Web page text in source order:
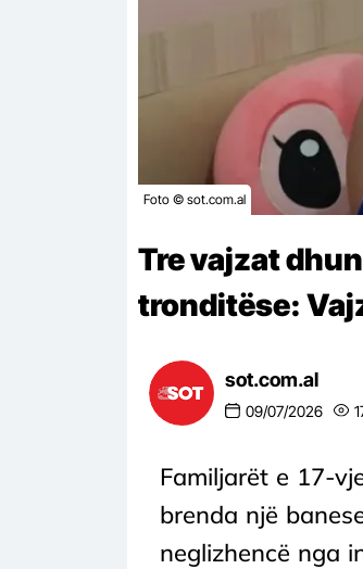
Foto © sot.com.al
Tre vajzat
tronditëse:
sot.com.al
09/07/2026
Familjarët e 17-
brenda një
neglizhencë nga